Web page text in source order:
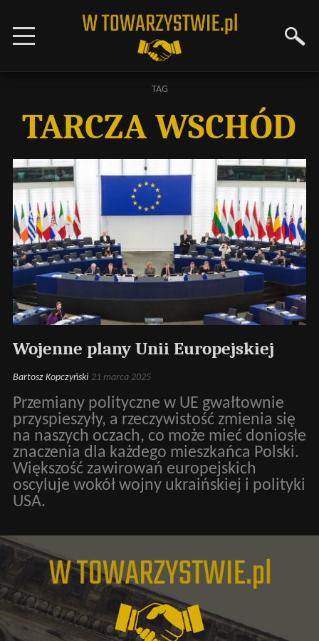
TAG
TARCZA WSCHÓD
Wojenne plany Unii Europejskiej
Bartosz Kopczyński 21 marca 2025
Przemiany polityczne w UE gwałtownie
przyspieszyły, a rzeczywistość zmienia się
na naszych oczach, co może mieć doniosłe
znaczenia dla każdego mieszkańca Polski.
Większość zawirowań europejskich
oscyluje wokół wojny ukraińskiej i polityki
USA.